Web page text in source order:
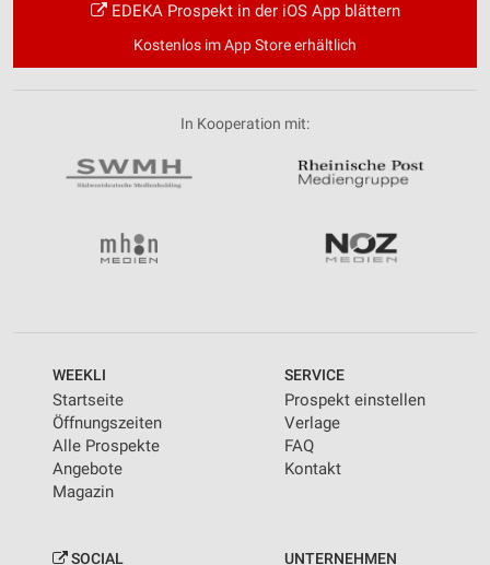
EDEKA Prospekt in der iOS App blättern
Kostenlos im App Store erhältlich
In Kooperation mit:
WEEKLI
Startseite
Öffnungszeiten
Alle Prospekte
Angebote
Magazin
SERVICE
Prospekt einstellen
Verlage
FAQ
Kontakt
SOCIAL UNTERNEHMEN